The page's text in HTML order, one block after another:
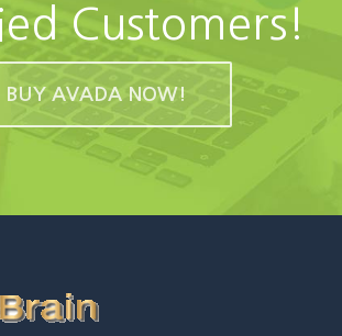
Customers!
BUY AVADA NOW!